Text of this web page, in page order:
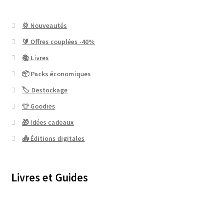
💢 Nouveautés
🔰 Offres couplées -40%
📚 Livres
📦 Packs économiques
🏷 Destockage
👕 Goodies
🎁 Idées cadeaux
📥 Éditions digitales
Livres et Guides